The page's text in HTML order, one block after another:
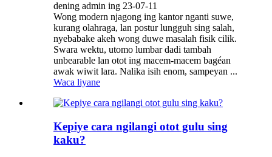
dening admin ing 23-07-11
Wong modern njagong ing kantor nganti suwe,
kurang olahraga, lan postur lungguh sing salah,
nyebabake akeh wong duwe masalah fisik cilik.
Swara wektu, utomo lumbar dadi tambah
unbearable lan otot ing macem-macem bagéan
awak wiwit lara. Nalika isih enom, sampeyan ...
Waca liyane
Kepiye cara ngilangi otot gulu sing
kaku?